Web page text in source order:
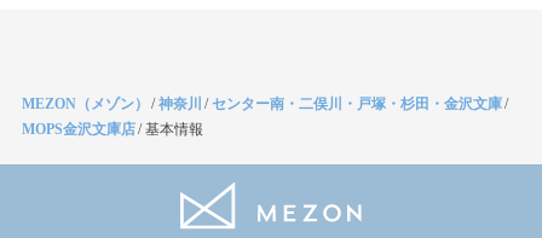
MEZON（メゾン） /神奈川 /センター南・二俣川・戸塚・杉田・金沢文庫/
MOPS金沢文庫店/基本情報